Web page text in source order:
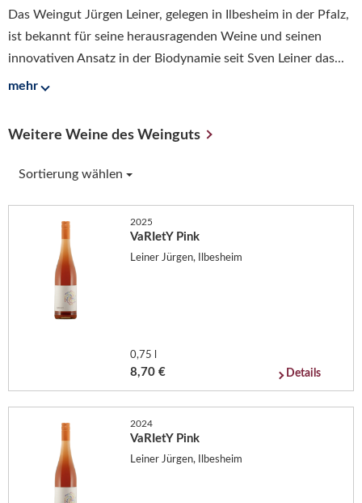
Das Weingut Jürgen Leiner, gelegen in Ilbesheim in der Pfalz,
ist bekannt für seine herausragenden Weine und seinen
innovativen Ansatz in der Biodynamie seit Sven Leiner das...
mehr
Weitere Weine des Weinguts
Sortierung wählen
2025
VaRIetY Pink
Leiner Jürgen, Ilbesheim
0,75 l
8,70 € Details
2024
VaRIetY Pink
Leiner Jürgen, Ilbesheim